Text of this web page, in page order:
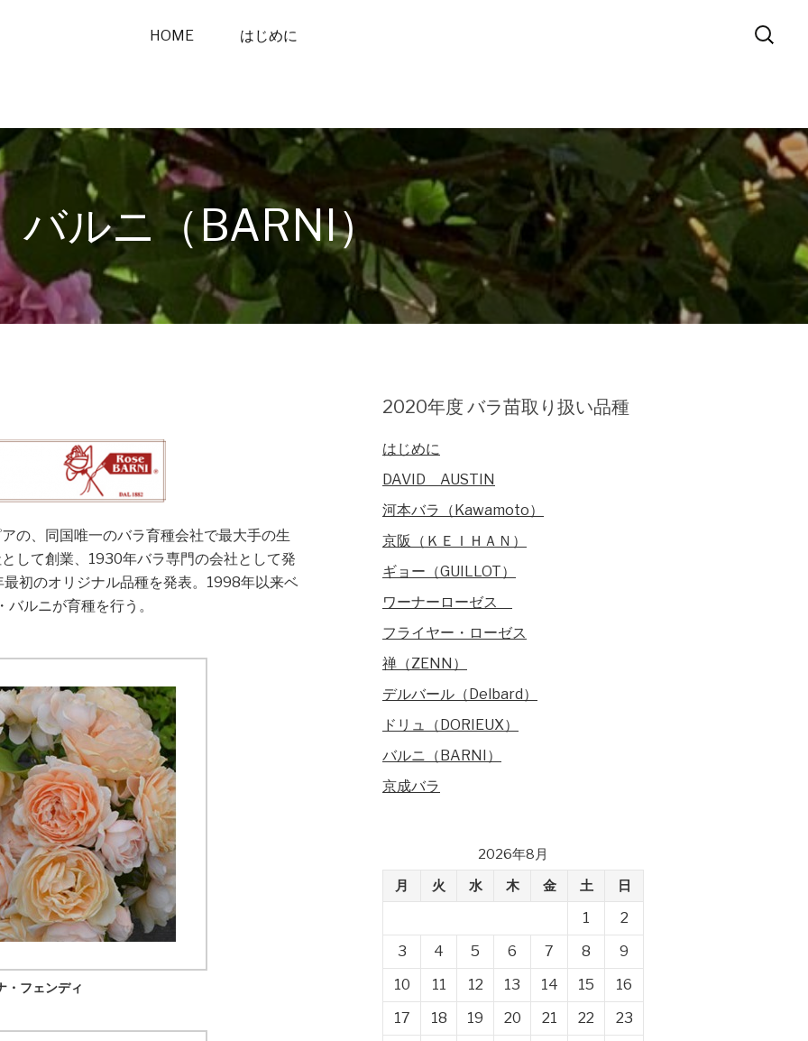
HOME はじめに
バルニ（BARNI）
の、同国唯一のバラ育種会社で最大手の生
して創業、1930年バラ専門の会社として発
初のオリジナル品種を発表。1998年以来ベ
バルニが育種を行う。
・フェンディ
2020年度 バラ苗取り扱い品種
はじめに
DAVID AUSTIN
河本バラ（Kawamoto）
京阪（ＫＥＩＨＡＮ）
ギョー（GUILLOT）
ワーナーローゼス
フライヤー・ローゼス
禅（ZENN）
デルバール（Delbard）
ドリュ（DORIEUX）
バルニ（BARNI）
京成バラ
2026年8月
月
火 水 木 金 土 日
1
2
3
4 5 6 7 8
9
10
11 12 13 14 15
16
17
18 19 20 21 22
23